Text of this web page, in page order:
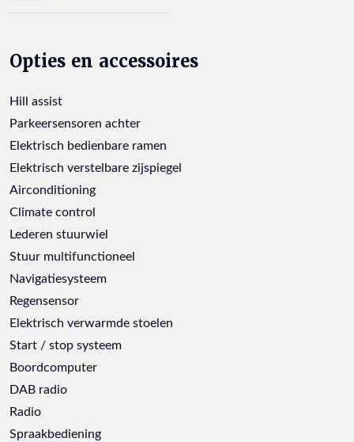
Opties en accessoires
Hill assist
Parkeersensoren achter
Elektrisch bedienbare ramen
Elektrisch verstelbare zijspiegel
Airconditioning
Climate control
Lederen stuurwiel
Stuur multifunctioneel
Navigatiesysteem
Regensensor
Elektrisch verwarmde stoelen
Start / stop systeem
Boordcomputer
DAB radio
Radio
Spraakbediening